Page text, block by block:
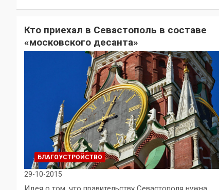
Кто приехал в Севастополь в составе
«московского десанта»
БЛАГОУСТРОЙСТВО
29-10-2015